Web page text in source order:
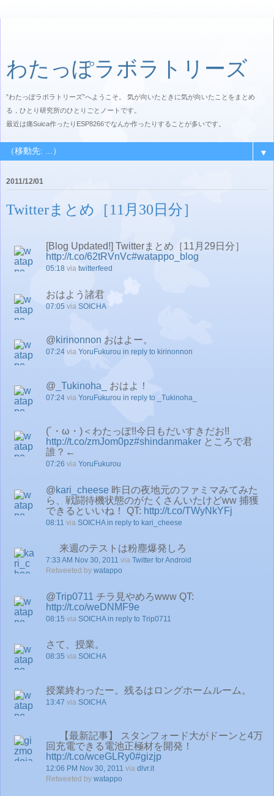
わたっぽラボラトリーズ
”わたっぽラボラトリーズ”へようこそ。 気が向いたときに気が向いたことをまとめ
る，ひとり研究所のひとりごとノートです。
最近は痛Suica作ったりESP8266でなんか作ったりすることが多いです。
▼
2011/12/01
Twitterまとめ［11月30日分］
[Blog Updated!] Twitterまとめ［11月29日分］
http://t.co/62tRVnVc#watappo_blog
05:18 via twitterfeed
おはよう諸君
07:05 via SOICHA
@kirinonnon おはよー。
07:24 via YoruFukurou in reply to kirinonnon
@ _Tukinoha_ おはよ！
07:24 via YoruFukurou in reply to _Tukinoha_
(´・ω・)＜わたっぽ!!今日もだいすきだお!!
http://t.co/zmJom0pz#shindanmaker ところで君
誰？←
07:26 via YoruFukurou
@kari_cheese 昨日の夜地元のファミマみてみた
ら、戦闘待機状態のがたくさんいたけどww 捕獲
できるといいね！ QT: http://t.co/TWyNkYFj
08:11 via SOICHA in reply to kari_cheese
来週のテストは粉塵爆発しろ
7:33 AM Nov 30, 2011 via Twitter for Android
Retweeted by watappo
@Trip0711 チラ見やめろwww QT:
http://t.co/weDNMF9e
08:15 via SOICHA in reply to Trip0711
さて、授業。
08:35 via SOICHA
授業終わったー。残るはロングホームルーム。
13:47 via SOICHA
【最新記事】 スタンフォード大がドーンと4万
回充電できる電池正極材を開発！
http://t.co/wceGLRy0#gizjp
12:06 PM Nov 30, 2011 via dlvr.it
Retweeted by watappo